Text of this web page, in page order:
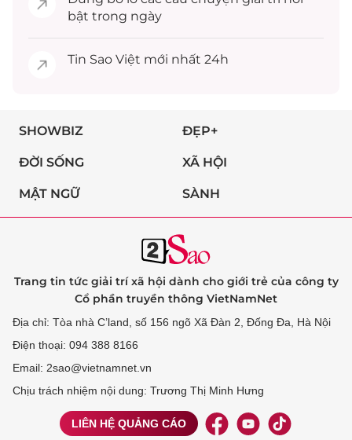
bật trong ngày
Tin Sao Việt mới nhất 24h
SHOWBIZ ĐẸP+
ĐỜI SỐNG XÃ HỘI
MẬT NGỮ SÀNH
Trang tin tức giải trí xã hội dành cho giới trẻ của công ty
Cổ phần truyền thông VietNamNet
Địa chỉ: Tòa nhà C’land, số 156 ngõ Xã Đàn 2, Đống Đa, Hà Nội
Điện thoại: 094 388 8166
Email: 2sao@vietnamnet.vn
Chịu trách nhiệm nội dung: Trương Thị Minh Hưng
LIÊN HỆ QUẢNG CÁO